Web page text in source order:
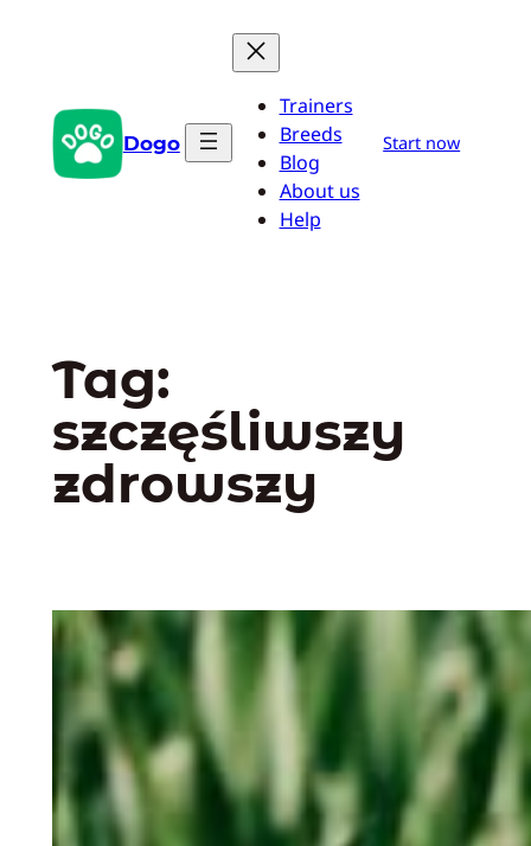
Dogo
Trainers
Breeds
Blog
About us
Help
Start now
Tag:
szczęśliwszy
zdrowszy